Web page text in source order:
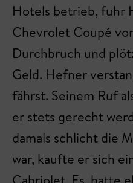
Hotels betrieb, fuhr
Chevrolet Coupé
Durchbruch und
Geld. Hefner
fährst. Seinem Ruf
er stets gerecht
damals schlicht die
war, kaufte er sich